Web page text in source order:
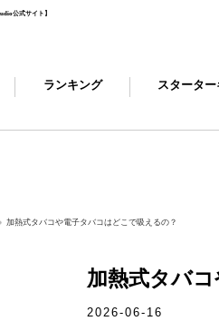
公式サイト】
ランキング スターター
加熱式タバコや電子タバコはどこで吸えるの？
加熱式タバ
2026-06-16